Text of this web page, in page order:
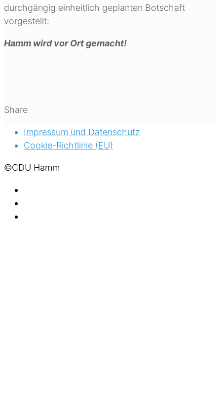
durchgängig einheitlich geplanten Botschaft
vorgestellt:
Hamm wird vor Ort gemacht!
Share
Impressum und Datenschutz
Cookie-Richtlinie (EU)
©CDU Hamm